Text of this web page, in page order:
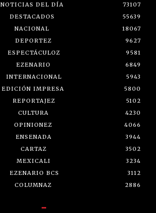
NOTICIAS DEL DÍA
73107
DESTACADOS
55639
NACIONAL
18067
DEPORTEZ
9627
ESPECTÁCULOZ
9581
EZENARIO
6849
INTERNACIONAL
5943
EDICIÓN IMPRESA
5800
REPORTAJEZ
5102
CULTURA
4230
OPINIONEZ
4066
ENSENADA
3944
CARTAZ
3502
MEXICALI
3234
EZENARIO BCS
3112
COLUMNAZ
2886
-